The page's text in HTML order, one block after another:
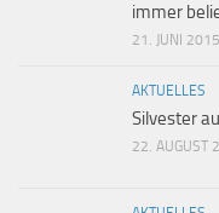
immer
21. JUNI 2015
AKTUELLES
Silvester
22. AUGUST